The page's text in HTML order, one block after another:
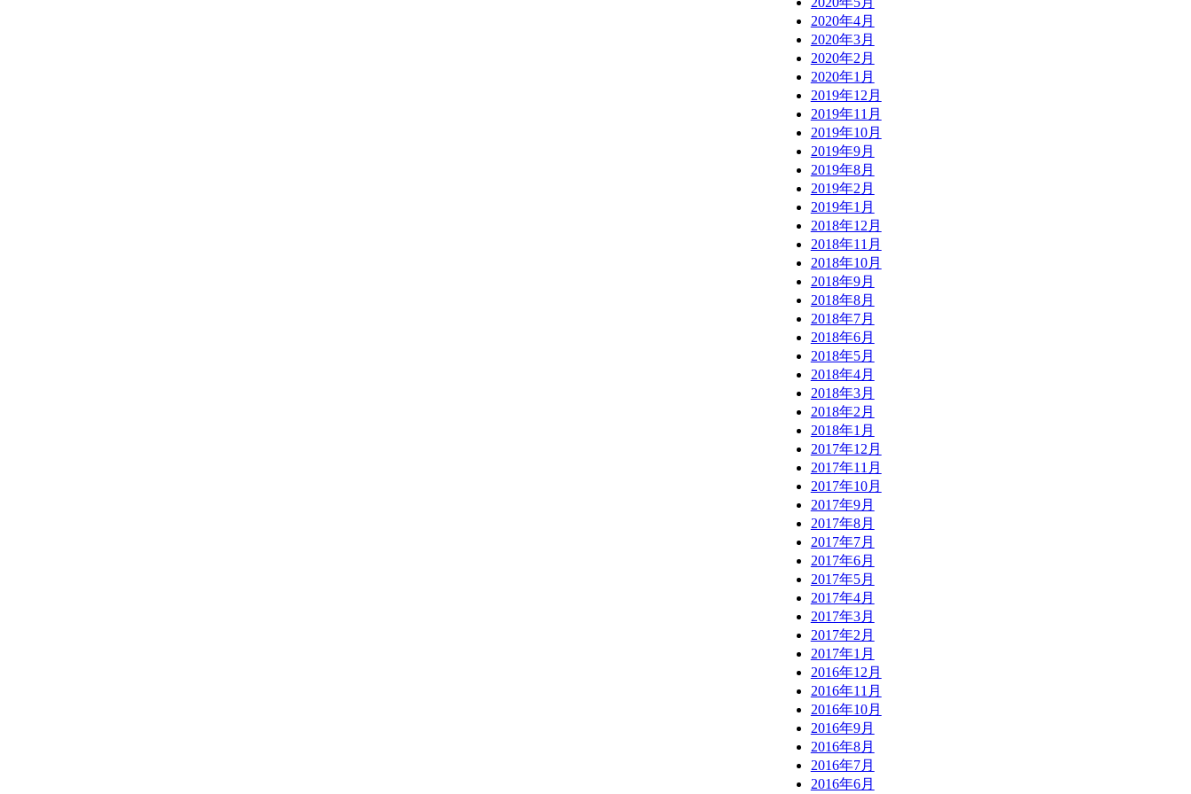
2020年4月
2020年3月
2020年2月
2020年1月
2019年12月
2019年11月
2019年10月
2019年9月
2019年8月
2019年2月
2019年1月
2018年12月
2018年11月
2018年10月
2018年9月
2018年8月
2018年7月
2018年6月
2018年5月
2018年4月
2018年3月
2018年2月
2018年1月
2017年12月
2017年11月
2017年10月
2017年9月
2017年8月
2017年7月
2017年6月
2017年5月
2017年4月
2017年3月
2017年2月
2017年1月
2016年12月
2016年11月
2016年10月
2016年9月
2016年8月
2016年7月
2016年6月